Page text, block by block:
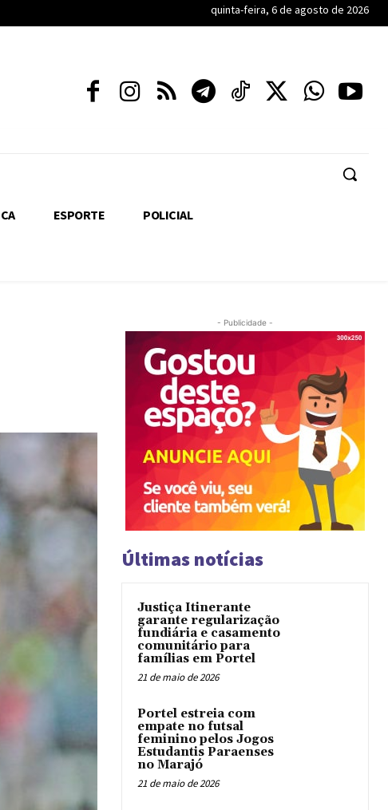
quinta-feira, 6 de agosto de 2026
ESPORTE POLICIAL
- Publicidade -
Últimas notícias
Justiça Itinerante
garante regularização
fundiária e casamento
comunitário para
famílias em Portel
21 de maio de 2026
Portel estreia com
empate no futsal
feminino pelos Jogos
Estudantis Paraenses
no Marajó
21 de maio de 2026